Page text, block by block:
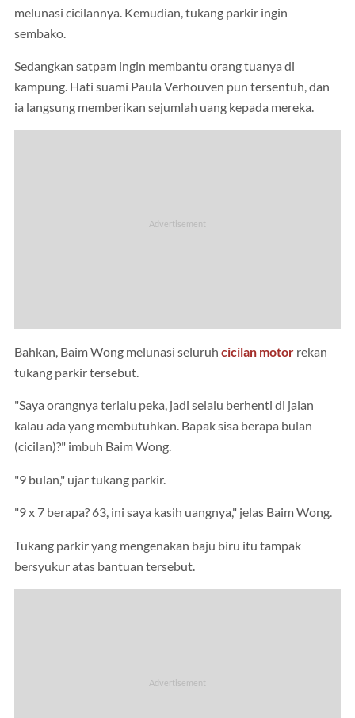
melunasi cicilannya. Kemudian, tukang parkir ingin
sembako.
Sedangkan satpam ingin membantu orang tuanya di
kampung. Hati suami Paula Verhouven pun tersentuh, dan
ia langsung memberikan sejumlah uang kepada mereka.
Bahkan, Baim Wong melunasi seluruh cicilan motor rekan
tukang parkir tersebut.
"Saya orangnya terlalu peka, jadi selalu berhenti di jalan
kalau ada yang membutuhkan. Bapak sisa berapa bulan
(cicilan)?" imbuh Baim Wong.
"9 bulan," ujar tukang parkir.
"9 x 7 berapa? 63, ini saya kasih uangnya," jelas Baim Wong.
Tukang parkir yang mengenakan baju biru itu tampak
bersyukur atas bantuan tersebut.